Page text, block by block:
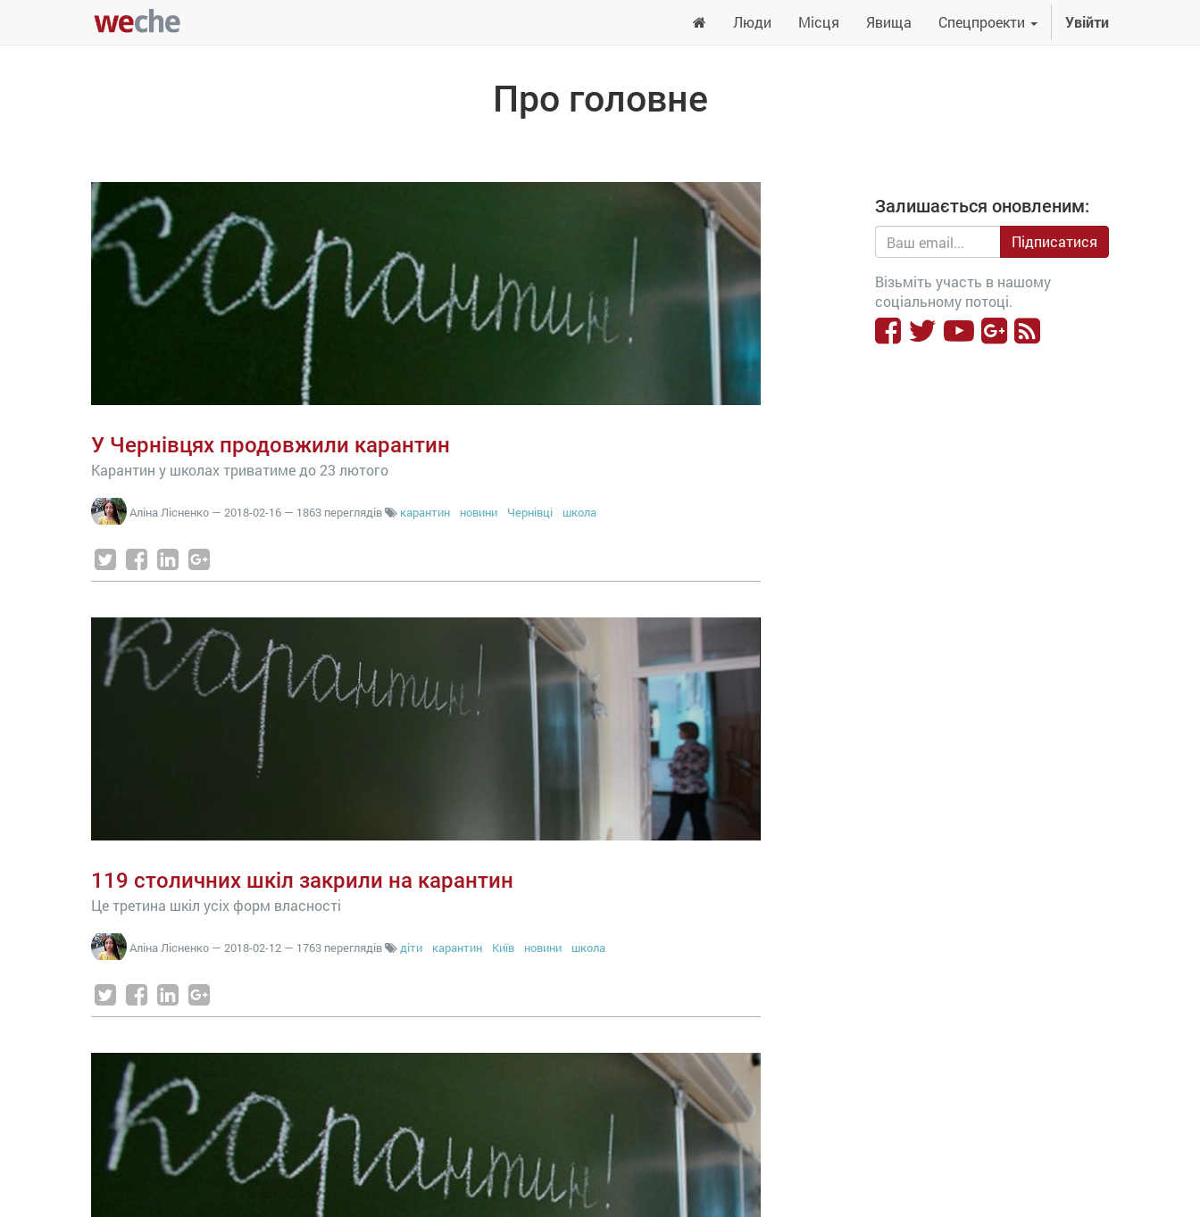
Люди Місця Явища Спецпроекти Увійти
Про головне
У Чернівцях продовжили карантин
Карантин у школах триватиме до 23 лютого
Аліна Лісненко — 2018-02-16 — 1863 переглядів карантин новини Чернівці школа
119 столичних шкіл закрили на карантин
Це третина шкіл усіх форм власності
Аліна Лісненко — 2018-02-12 — 1763 переглядів діти карантин Київ новини школа
Залишається оновленим:
Підписатися
Візьміть участь в нашому
соціальному потоці.